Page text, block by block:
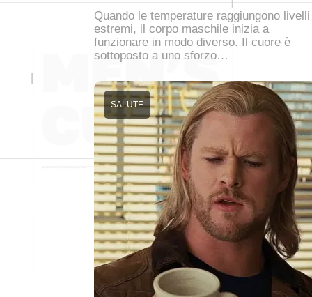
Quando le temperature raggiungono livelli
estremi, il corpo maschile inizia a
funzionare in modo diverso. Il cuore è
sottoposto a uno sforzo…
SALUTE